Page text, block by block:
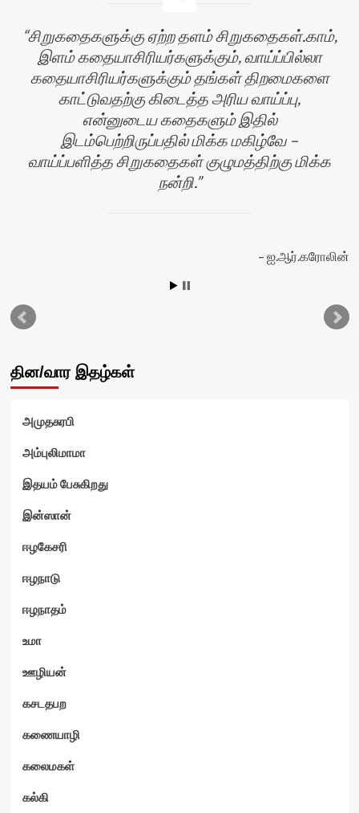
சிறுகதைகளுக்கு ஏற்ற தளம் சிறுகதைகள்.காம்,
இளம் கதையாசிரியர்களுக்கும், வாய்ப்பில்லா
கதையாசிரியர்களுக்கும் தங்கள் திறமைகளை
காட்டுவதற்கு கிடைத்த அரிய வாய்ப்பு,
என்னுடைய கதைகளும் இதில்
இடம்பெற்றிருப்பதில் மிக்க மகிழ்வே –
வாய்ப்பளித்த சிறுகதைகள் குழுமத்திற்கு மிக்க
நன்றி.
ஐ.ஆர்.கரோலின்
தின/வார இதழ்கள்
அமுதசுரபி
அம்புலிமாமா
இதயம் பேசுகிறது
இன்ஸான்
ஈழகேசரி
ஈழநாடு
ஈழநாதம்
உமா
ஊழியன்
கசடதபற
கணையாழி
கலைமகள்
கல்கி